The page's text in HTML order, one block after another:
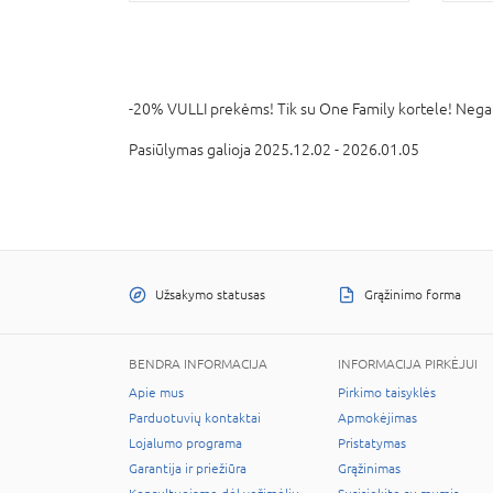
-20% VULLI prekėms! Tik su One Family kortele!
Pasiūlymas galioja 2025.12.02 - 2026.01.05
Užsakymo statusas Grąžinimo forma
BENDRA INFORMACIJA
Apie mus
Parduotuvių kontaktai
Lojalumo programa
Garantija ir priežiūra
INFORMACIJA PIRKĖJUI
Pirkimo taisyklės
Apmokėjimas
Pristatymas
Grąžinimas